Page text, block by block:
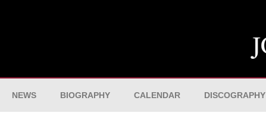
NEWS BIOGRAPHY CALENDAR DISCOGRAPHY